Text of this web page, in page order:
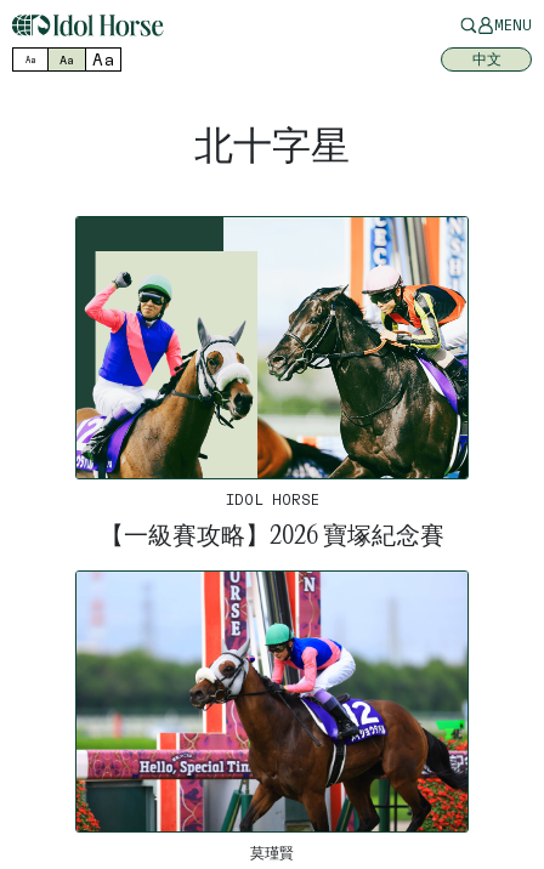
MENU
Aa Aa Aa 中文
北十字星
IDOL HORSE
【一級賽攻略】2026 寶塚紀念賽
莫瑾賢